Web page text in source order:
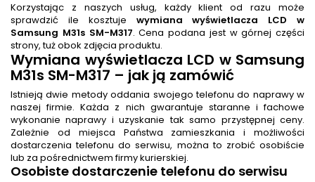
Korzystając z naszych usług, każdy klient od razu może
sprawdzić ile kosztuje wymiana wyświetlacza LCD w
Samsung M31s SM-M317. Cena podana jest w górnej części
strony, tuż obok zdjęcia produktu.
Wymiana wyświetlacza LCD w Samsung
M31s SM-M317 – jak ją zamówić
Istnieją dwie metody oddania swojego telefonu do naprawy w
naszej firmie. Każda z nich gwarantuje staranne i fachowe
wykonanie naprawy i uzyskanie tak samo przystępnej ceny.
Zależnie od miejsca Państwa zamieszkania i możliwości
dostarczenia telefonu do serwisu, można to zrobić osobiście
lub za pośrednictwem firmy kurierskiej.
Osobiste dostarczenie telefonu do serwisu